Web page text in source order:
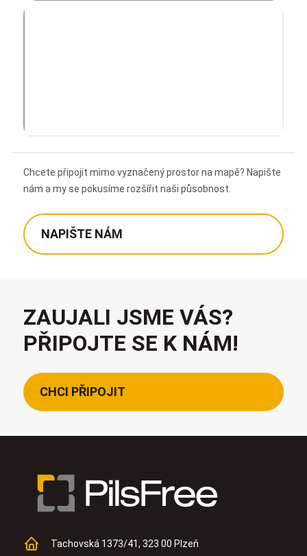
Chcete připojit mimo vyznačený prostor na mapě? Napište
nám a my se pokusíme rozšířit naši působnost.
NAPIŠTE NÁM
ZAUJALI JSME VÁS?
PŘIPOJTE SE K NÁM!
CHCI PŘIPOJIT
Tachovská 1373/41, 323 00 Plzeň